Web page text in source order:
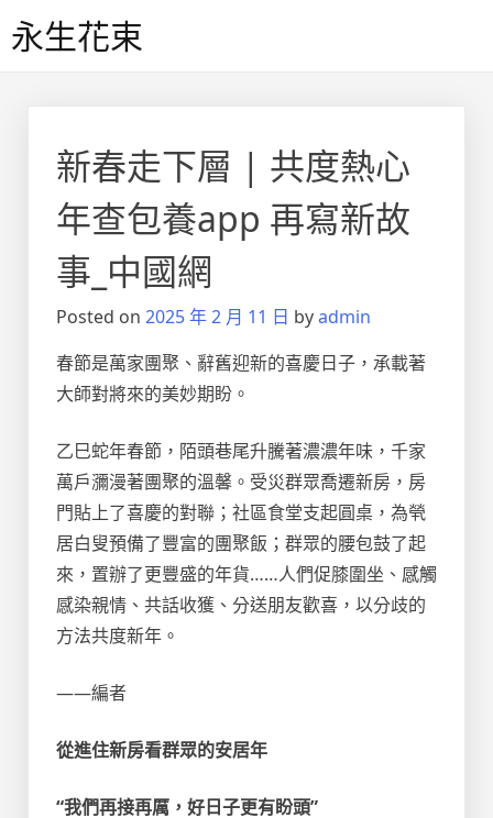
to永生花束
新春走下層 | 共度熱心
年查包養app 再寫新故
事_中國網
Posted on 2025 年 2 月 11 日 byadmin
春節是萬家團聚、辭舊迎新的喜慶日子，承載著
大師對將來的美妙期盼。
乙巳蛇年春節，陌頭巷尾升騰著濃濃年味，千家
萬戶瀰漫著團聚的溫馨。受災群眾喬遷新房，房
門貼上了喜慶的對聯；社區食堂支起圓桌，為煢
居白叟預備了豐富的團聚飯；群眾的腰包鼓了起
來，置辦了更豐盛的年貨……人們促膝圍坐、感觸
感染親情、共話收獲、分送朋友歡喜，以分歧的
方法共度新年。
——編者
從進住新房看群眾的安居年
“我們再接再厲，好日子更有盼頭”